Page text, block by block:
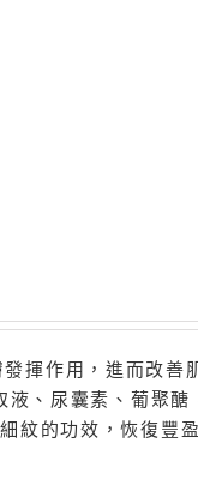
揮作用，進而改善
、尿囊素、葡聚醣
紋的功效，恢復豐